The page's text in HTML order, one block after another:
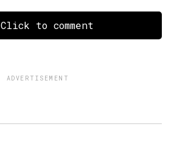
Click to comment
ADVERTISEMENT